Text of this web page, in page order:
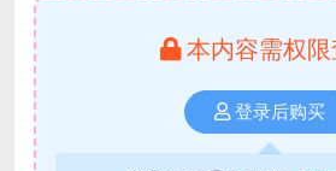
本内容需权
登录后购买